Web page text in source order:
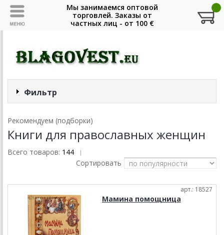
Фильтр
Рекомендуем (подборки)
Книги для православных женщин
Всего товаров: 144 |
Сортировать
арт.: 18527
Мамина помощница